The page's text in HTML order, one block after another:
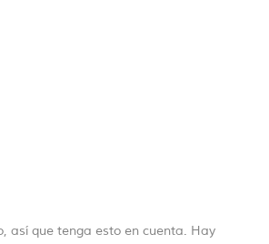
así que tenga esto en cuenta. Hay